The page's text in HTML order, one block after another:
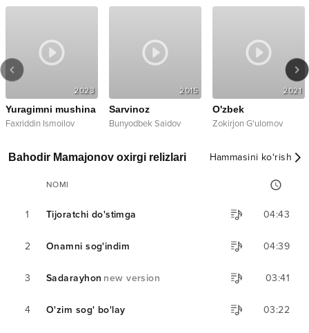
2023
Yuragimni mushina
Faxriddin Ismoilov
2015
Sarvinoz
Bunyodbek Saidov
2021
O'zbek
Zokirjon G'ulomov
Bahodir Mamajonov oxirgi relizlari Hammasini ko‘rish
NOMI
1 Tijoratchi do'stimga 04:43
2 Onamni sog'indim 04:39
3 Sadarayhon new version 03:41
4 O'zim sog' bo'lay 03:22